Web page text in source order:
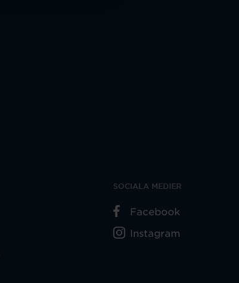
SOCIALA MEDIER
Facebook
Instagram